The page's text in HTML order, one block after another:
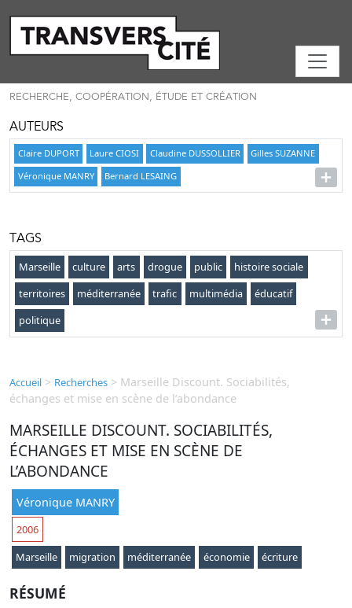
RECHERCHE, COOPÉRATION, ÉTUDE ET CRÉATION
AUTEURS
Claire DUPORT Laure CIOSI Claudine DUSSOLLIER
Gilles SUZANNE
Véronique MANRY
Bernard LESAING
TAGS
Marseille culture arts drogue public
histoire sociale
territoires
méditerranée trafic multimédia
éducatif
politique
Accueil > Recherches > Marseille Discount. Sociabilités,
échanges et mise en scène de l’abondance
MARSEILLE DISCOUNT. SOCIABILITÉS,
ÉCHANGES ET MISE EN SCÈNE DE
L’ABONDANCE
Véronique MANRY
2006
Marseille
migration méditerranée économie écriture
RÉSUMÉ